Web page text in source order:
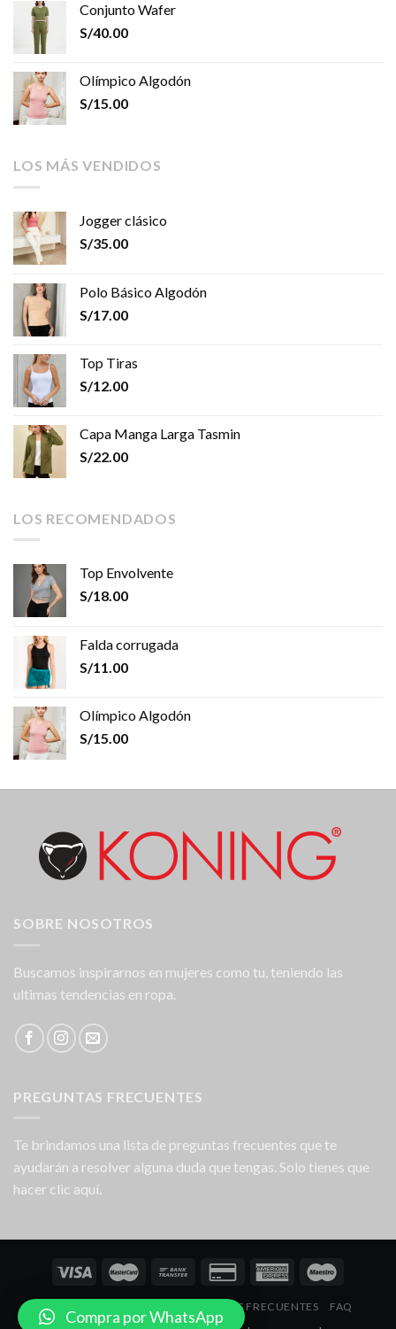
Conjunto Wafer
S/40.00
Olímpico Algodón
S/15.00
LOS MÁS VENDIDOS
Jogger clásico
S/35.00
Polo Básico Algodón
S/17.00
Top Tiras
S/12.00
Capa Manga Larga Tasmin
S/22.00
LOS RECOMENDADOS
Top Envolvente
S/18.00
Falda corrugada
S/11.00
Olímpico Algodón
S/15.00
SOBRE NOSOTROS
Buscamos inspirarnos en mujeres como tu, teniendo las
ultimas tendencias en ropa.
PREGUNTAS FRECUENTES
Te brindamos una lista de preguntas frecuentes que te
ayudarán a resolver alguna duda que tengas. Solo tienes que
hacer clic aquí.
NOSOTROS PREGUNTAS FRECUENTES FAQ
Compra por WhatsApp